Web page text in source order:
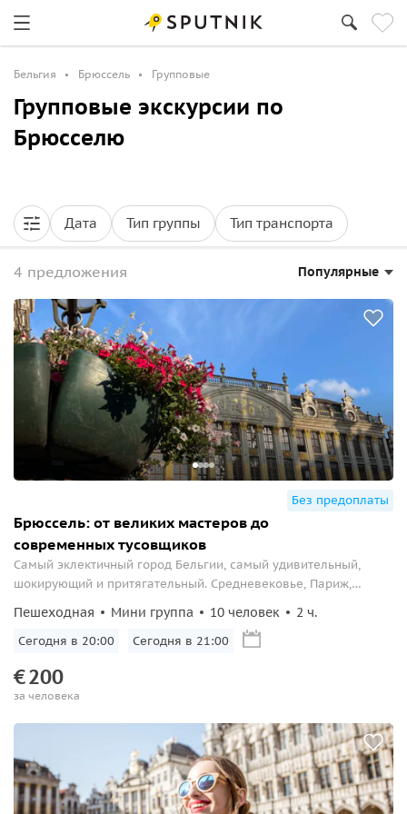
Бельгия Брюссель Групповые
Групповые экскурсии по
Брюсселю
Дата Тип группы Тип транспорта
4 предложения Популярные
Без предоплаты
Брюссель: от великих мастеров до
современных тусовщиков
Самый эклектичный город Бельгии, самый удивительный,
шокирующий и притягательный. Средневековье, Париж,
тусовщики и богема – давайте позволим себе немного
лишнего и прогуляемся по Брюсселю.
Пешеходная Мини группа 10 человек 2 ч.
Сегодня в 20:00 Сегодня в 21:00
€200
за человека